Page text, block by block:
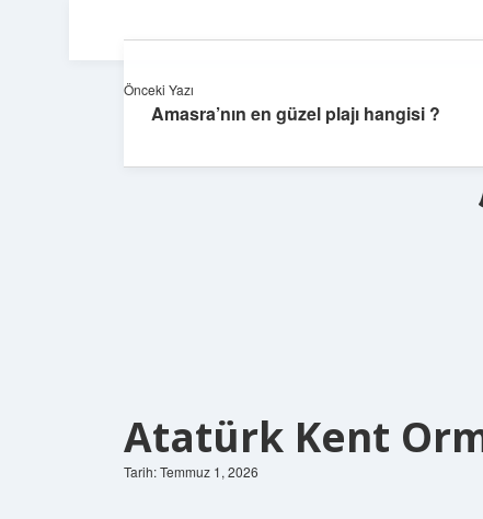
Atatürk Kent
Tarih: Temmuz 1, 2026
Önceki Yazı
Amasra’nın en güzel plajı hangisi ?